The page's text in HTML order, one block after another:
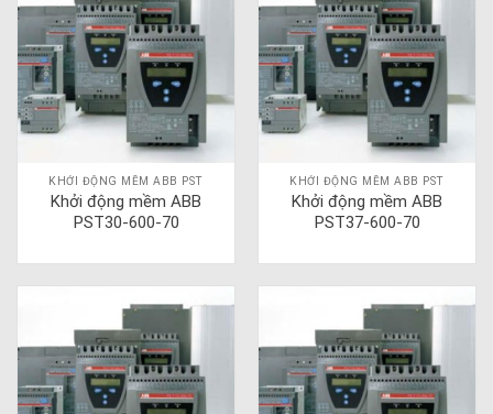
KHỞI ĐỘNG MỀM ABB PST
Khởi động mềm ABB
PST30-600-70
KHỞI ĐỘNG MỀM ABB PST
Khởi động mềm ABB
PST37-600-70